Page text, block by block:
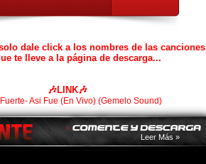
dale click a los nombres de las canciones
te lleve a la página de descarga...
🎶LINK🎶
Asi Fue (En Vivo) (Gemelo Sound)
Leer Más »